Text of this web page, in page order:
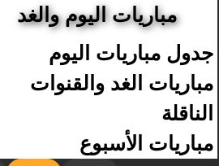
مباريات اليوم والغد
جدول مباريات اليوم
مباريات الغد والقنوات
الناقلة
مباريات الأسبوع